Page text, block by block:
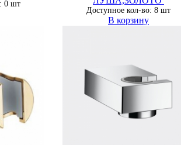
0 шт
Доступное кол-во: 8 шт
В корзину